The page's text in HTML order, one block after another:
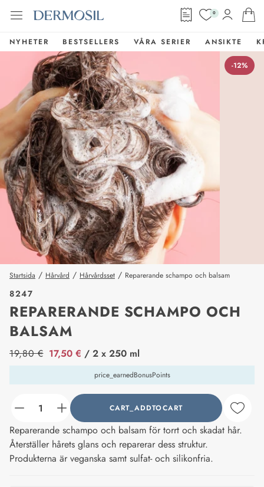
0
NYHETER BESTSELLERS VÅRA SERIER ANSIKTE
-12%
Startsida / Hårvård / Hårvårdsset / Reparerande schampo och balsam
8247
REPARERANDE SCHAMPO OCH
BALSAM
price_label
19,80 € 17,50 € / 2 x 250 ml
price_earnedBonusPoints
counter_current CART_ADDTOCART
Reparerande schampo och balsam för torrt och skadat hår.
Återställer hårets glans och reparerar dess struktur.
Produkterna är veganska samt sulfat- och silikonfria.